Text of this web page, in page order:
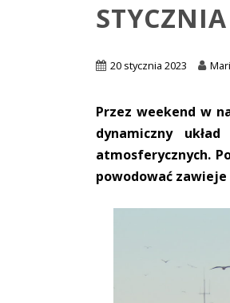
STYCZNIA
20 stycznia 2023
Przez weekend w
dynamiczny
atmosferycznych.
powodować zawieje